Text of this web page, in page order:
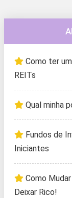
Como ter
REITs
Qual minha
Fundos de
Iniciantes
Como
Deixar Rico!